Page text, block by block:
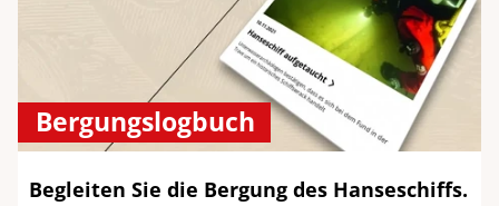
Bergungslogbuch
Begleiten Sie die Bergung des Hanseschiffs.